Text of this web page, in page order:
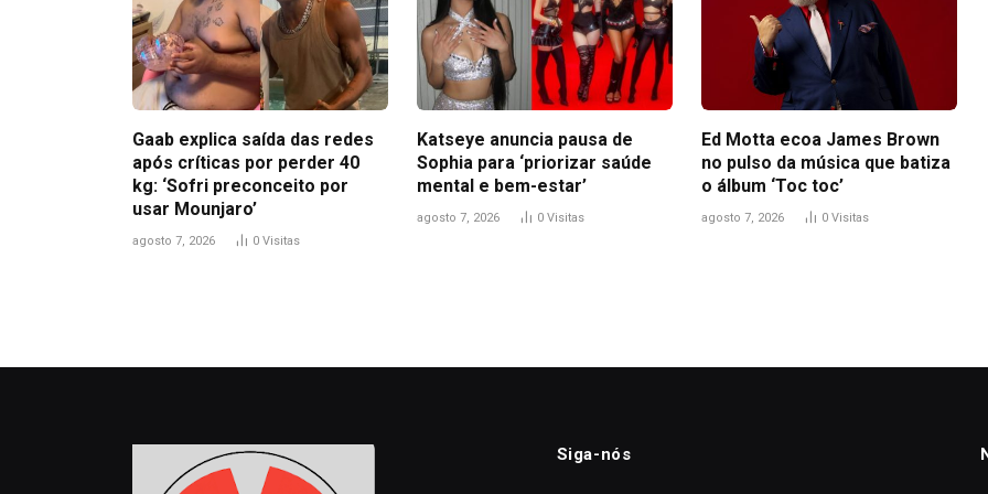
Gaab explica saída das redes
após críticas por perder 40
kg: ‘Sofri preconceito por
usar Mounjaro’
agosto 7, 2026 0 Visitas
Katseye anuncia pausa de
Sophia para ‘priorizar saúde
mental e bem-estar’
agosto 7, 2026 0 Visitas
Ed Motta ecoa James Brown
no pulso da música que batiza
o álbum ‘Toc toc’
agosto 7, 2026 0 Visitas
Siga-nós